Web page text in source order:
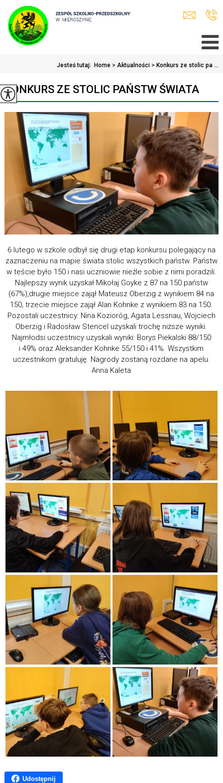
Jesteś tutaj: Home > Aktualności > Konkurs ze stolic pa ...
KONKURS ZE STOLIC PAŃSTW ŚWIATA
6 lutego w szkole odbył się drugi etap konkursu polegający na
zaznaczeniu na mapie świata stolic wszystkich państw. Państw
w teście było 150 i nasi uczniowie nieźle sobie z nimi poradzili.
Najlepszy wynik uzyskał Mikołaj Goyke z 87 na 150 państw
(67%),drugie miejsce zajął Mateusz Oberzig z wynikiem 84 na
150, trzecie miejsce zajął Alan Kohnke z wynikiem 83 na 150.
Pozostali uczestnicy: Nina Kozioróg, Agata Lessnau, Wojciech
Oberzig i Radosław Stencel uzyskali trochę niższe wyniki.
Najmłodsi uczestnicy uzyskali wyniki: Borys Piekalski 88/150
i 49% oraz Aleksander Kohnke 55/150 i 41%. Wszystkim
uczestnikom gratuluję. Nagrody zostaną rozdane na apelu.
Anna Kaleta
Udostępnij